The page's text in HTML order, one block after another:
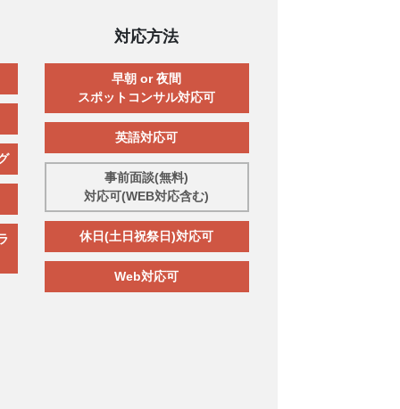
対応方法
早朝 or 夜間
スポットコンサル対応可
英語対応可
事前面談(無料)
対応可(WEB対応含む)
休日(土日祝祭日)対応可
Web対応可